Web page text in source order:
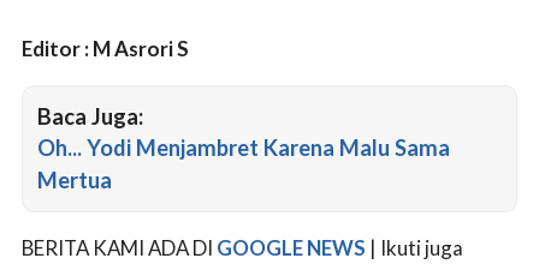
Editor : M Asrori S
Baca Juga:
Oh... Yodi Menjambret Karena Malu Sama
Mertua
BERITA KAMI ADA DI GOOGLE NEWS | Ikuti juga